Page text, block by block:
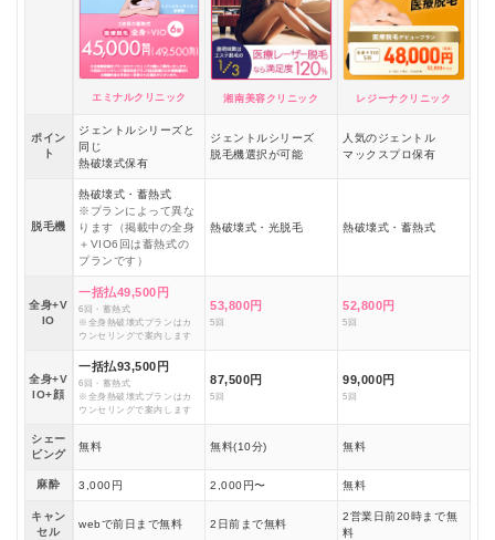
エミナルクリニック 湘南美容クリニック レジーナクリニック
ポイン
ト
ジェントルシリーズと
同じ
熱破壊式保有
ジェントルシリーズ
脱毛機選択が可能
人気のジェントル
マックスプロ保有
脱毛機
熱破壊式・蓄熱式
※プランによって異な
ります（掲載中の全身
＋VIO6回は蓄熱式の
プランです）
熱破壊式・光脱毛 熱破壊式・蓄熱式
全身+V
IO
一括払49,500円
6回・蓄熱式
※全身熱破壊式プランはカ
ウンセリングで案内します
53,800円
5回
52,800円
5回
全身+V
IO+顔
一括払93,500円
6回・蓄熱式
※全身熱破壊式プランはカ
ウンセリングで案内します
87,500円
5回
99,000円
5回
シェー
ビング
無料 無料(10分) 無料
麻酔 3,000円 2,000円〜 無料
キャン
セル
webで前日まで無料 2日前まで無料
2営業日前20時まで無
料